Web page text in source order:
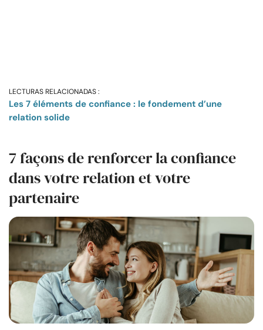
LECTURAS RELACIONADAS :
Les 7 éléments de confiance : le fondement d’une
relation solide
7 façons de renforcer la confiance
dans votre relation et votre
partenaire